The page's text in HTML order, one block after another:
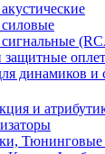
защитные
динамиков и
и
Тюнинговые